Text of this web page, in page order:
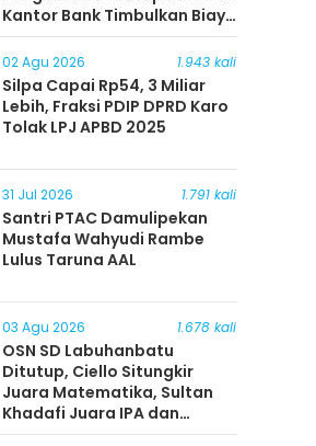
Kantor Bank Timbulkan Biaya
Ekonomi bagi Masyarakat
02 Agu 2026 1.943 kali
Silpa Capai Rp54, 3 Miliar
Lebih, Fraksi PDIP DPRD Karo
Tolak LPJ APBD 2025
31 Jul 2026 1.791 kali
Santri PTAC Damulipekan
Mustafa Wahyudi Rambe
Lulus Taruna AAL
03 Agu 2026 1.678 kali
OSN SD Labuhanbatu
Ditutup, Ciello Situngkir
Juara Matematika, Sultan
Khadafi Juara IPA dan
Timothy Rangkuti Juara IPS